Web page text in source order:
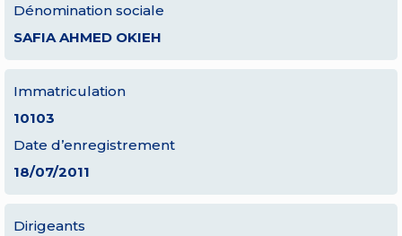
Dénomination sociale
SAFIA AHMED OKIEH
Immatriculation
10103
Date d’enregistrement
18/07/2011
Dirigeants